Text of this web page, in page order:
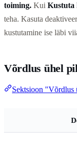
toiming. Kui Kustuta
teha. Kasuta
kustutamine ise läbi
Võrdlus ühel
Sektsioon "Võrdlus